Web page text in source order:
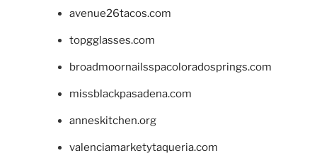
avenue26tacos.com
topgglasses.com
broadmoornailsspacoloradosprings.com
missblackpasadena.com
anneskitchen.org
valenciamarketytaqueria.com